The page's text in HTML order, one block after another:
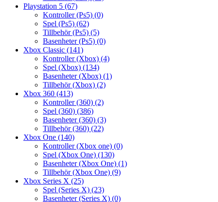
Playstation 5 (67)
Kontroller (Ps5) (0)
Spel (Ps5) (62)
Tillbehör (Ps5) (5)
Basenheter (Ps5) (0)
Xbox Classic (141)
Kontroller (Xbox) (4)
Spel (Xbox) (134)
Basenheter (Xbox) (1)
Tillbehör (Xbox) (2)
Xbox 360 (413)
Kontroller (360) (2)
Spel (360) (386)
Basenheter (360) (3)
Tillbehör (360) (22)
Xbox One (140)
Kontroller (Xbox one) (0)
Spel (Xbox One) (130)
Basenheter (Xbox One) (1)
Tillbehör (Xbox One) (9)
Xbox Series X (25)
Spel (Series X) (23)
Basenheter (Series X) (0)